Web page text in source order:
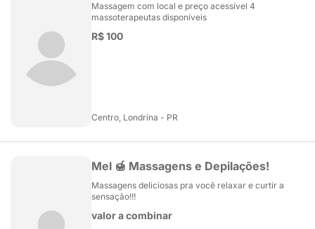
Massagem com local e preço acessível 4
massoterapeutas disponíveis
R$ 100
Centro, Londrina - PR
Mel 🍯 Massagens e Depilações!
Massagens deliciosas pra você relaxar e curtir a
sensação!!!
valor a combinar